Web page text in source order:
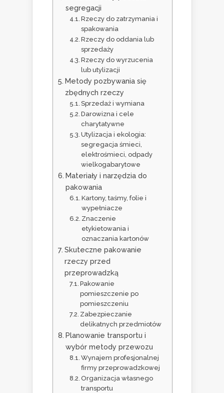
segregacji
Rzeczy do zatrzymania i
spakowania
Rzeczy do oddania lub
sprzedaży
Rzeczy do wyrzucenia
lub utylizacji
Metody pozbywania się
zbędnych rzeczy
Sprzedaż i wymiana
Darowizna i cele
charytatywne
Utylizacja i ekologia:
segregacja śmieci,
elektrośmieci, odpady
wielkogabarytowe
Materiały i narzędzia do
pakowania
Kartony, taśmy, folie i
wypełniacze
Znaczenie
etykietowania i
oznaczania kartonów
Skuteczne pakowanie
rzeczy przed
przeprowadzką
Pakowanie
pomieszczenie po
pomieszczeniu
Zabezpieczanie
delikatnych przedmiotów
Planowanie transportu i
wybór metody przewozu
Wynajem profesjonalnej
firmy przeprowadzkowej
Organizacja własnego
transportu